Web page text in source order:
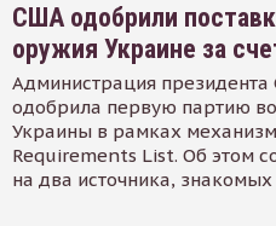
США одобрили
оружия Украине за
Администрация
одобрила первую партию
Украины в рамках
Requirements List. Об этом
на два источника, знакомых